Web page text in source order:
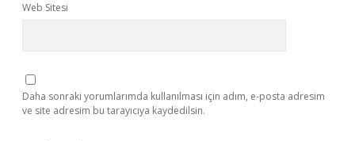
Web Sitesi
Daha sonraki yorumlarımda kullanılması için adım, e-posta adresim
ve site adresim bu tarayıcıya kaydedilsin.